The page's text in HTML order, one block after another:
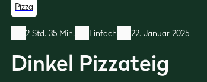
Pizza
2 Std. 35 Min. Einfach 22. Januar 2025
Dinkel Pizzateig